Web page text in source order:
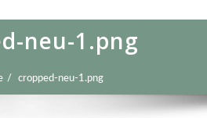
neu-1.png
cropped-neu-1.png